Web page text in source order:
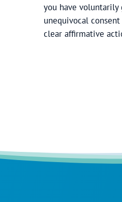
you have voluntarily
unequivocal
clear affirmative